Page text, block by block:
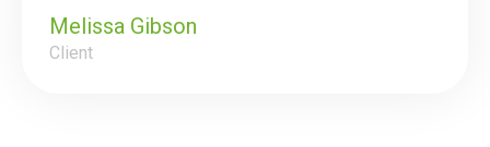
Melissa Gibson
Client